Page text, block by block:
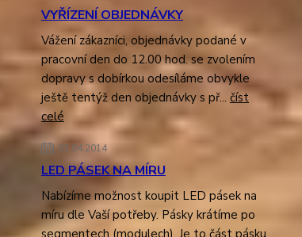
VYŘÍZENÍ OBJEDNÁVKY
Vážení zákazníci, objednávky podané v
pracovní den do 12.00 hod. se zvolením
dopravy s dobírkou odesíláme obvykle
ještě tentýž den objednávky s př... číst
celé
03.04.2014
LED PÁSEK NA MÍRU
Nabízíme možnost koupit LED pásek na
míru dle Vaší potřeby. Pásky krátíme po
segmentech (modulech). Je to část pásku